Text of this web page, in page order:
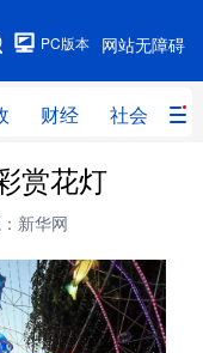
网站无障碍
PC版本
财经 社会 科
旅游
无人机
赏花灯
新华网